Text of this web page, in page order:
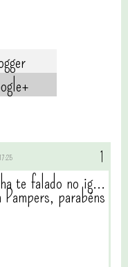
te falado no ig...
parabéns